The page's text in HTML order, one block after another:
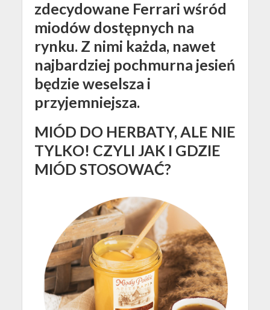
zdecydowane Ferrari wśród
miodów dostępnych na
rynku. Z nimi każda, nawet
najbardziej pochmurna jesień
będzie weselsza i
przyjemniejsza.
MIÓD DO HERBATY, ALE NIE
TYLKO! CZYLI JAK I GDZIE
MIÓD STOSOWAĆ?